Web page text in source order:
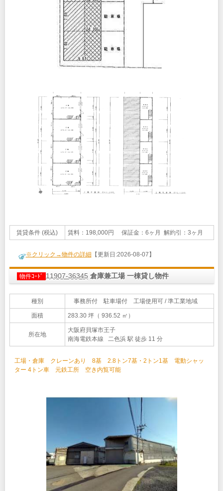
賃貸条件 (税込) 賃料：198,000円 保証金：6ヶ月 解約引：3ヶ月
※クリック→物件の詳細 【更新日:2026-08-07】
物件ｺｰﾄﾞ 11907-36345 倉庫兼工場 一棟貸し物件
種別 事務所付 駐車場付 工場使用可 / 準工業地域
面積 283.30 坪（ 936.52 ㎡）
所在地
大阪府貝塚市王子
南海電鉄本線 二色浜 駅 徒歩 11 分
工場・倉庫 クレーンあり 8基 2.8トン7基・2トン1基 電動シャッ
ター 4トン車 元鉄工所 空き内覧可能